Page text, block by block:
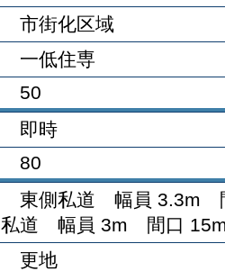
市街化区域
一低住専
50
即時
80
東側私道 幅員 3.3m
私道 幅員 3m 間口
更地